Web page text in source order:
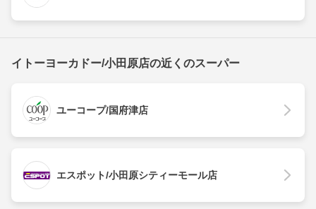
イトーヨーカドー/小田原店の近くのスーパー
ユーコープ/国府津店
エスポット/小田原シティーモール店